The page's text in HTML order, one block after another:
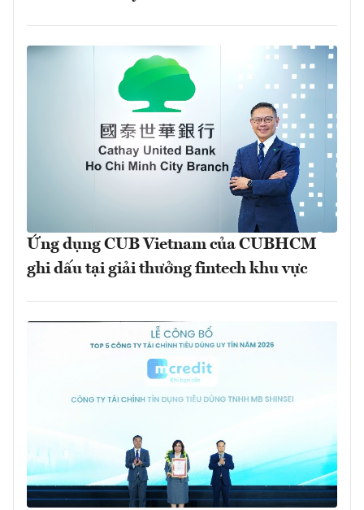
Ứng dụng CUB Vietnam của CUBHCM
ghi dấu tại giải thưởng fintech khu vực